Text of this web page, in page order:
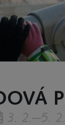
3. 2.—5.